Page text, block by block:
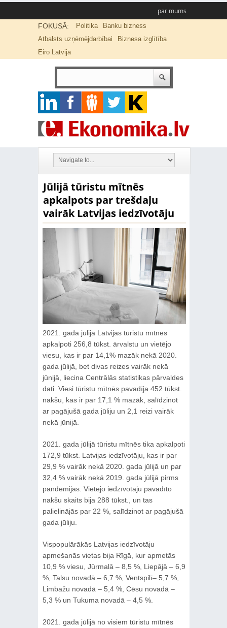
par mums
FOKUSĀ: Politika
Banku bizness
Atbalsts uzņēmējdarbībai
Biznesa izglītība
Eiro Latvijā
Jūlijā tūristu mītnēs
apkalpots par trešdaļu
vairāk Latvijas iedzīvotāju
2021. gada jūlijā Latvijas tūristu mītnēs
apkalpoti 256,8 tūkst. ārvalstu un vietējo
viesu, kas ir par 14,1% mazāk nekā 2020.
gada jūlijā, bet divas reizes vairāk nekā
jūnijā, liecina Centrālās statistikas pārvaldes
dati. Viesi tūristu mītnēs pavadīja 452 tūkst.
nakšu, kas ir par 17,1 % mazāk, salīdzinot
ar pagājušā gada jūliju un 2,1 reizi vairāk
nekā jūnijā.
2021. gada jūlijā tūristu mītnēs tika apkalpoti
172,9 tūkst. Latvijas iedzīvotāju, kas ir par
29,9 % vairāk nekā 2020. gada jūlijā un par
32,4 % vairāk nekā 2019. gada jūlijā pirms
pandēmijas. Vietējo iedzīvotāju pavadīto
nakšu skaits bija 288 tūkst., un tas
palielinājās par 22 %, salīdzinot ar pagājušā
gada jūliju.
Vispopulārākās Latvijas iedzīvotāju
apmešanās vietas bija Rīgā, kur apmetās
10,9 % viesu, Jūrmalā – 8,5 %, Liepājā – 6,9
%, Talsu novadā – 6,7 %, Ventspilī– 5,7 %,
Limbažu novadā – 5,4 %, Cēsu novadā –
5,3 % un Tukuma novadā – 4,5 %.
2021. gada jūlijā no visiem tūristu mītnēs